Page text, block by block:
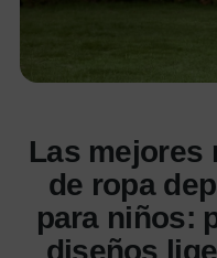
Las mejores
de ropa
para niños:
diseños